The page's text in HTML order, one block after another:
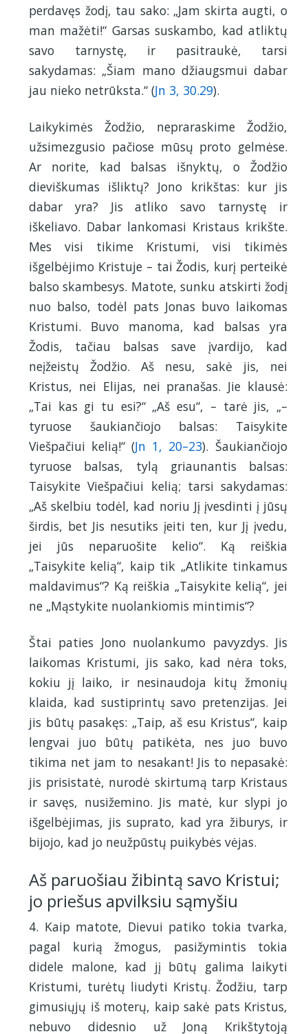
perdavęs žodį, tau sako: „Jam skirta augti, o
man mažėti!“ Garsas suskambo, kad atliktų
savo tarnystę, ir pasitraukė, tarsi
sakydamas: „Šiam mano džiaugsmui dabar
jau nieko netrūksta.“ (Jn 3, 30.29).
Laikykimės Žodžio, nepraraskime Žodžio,
užsimezgusio pačiose mūsų proto gelmėse.
Ar norite, kad balsas išnyktų, o Žodžio
dieviškumas išliktų? Jono krikštas: kur jis
dabar yra? Jis atliko savo tarnystę ir
iškeliavo. Dabar lankomasi Kristaus krikšte.
Mes visi tikime Kristumi, visi tikimės
išgelbėjimo Kristuje – tai Žodis, kurį perteikė
balso skambesys. Matote, sunku atskirti žodį
nuo balso, todėl pats Jonas buvo laikomas
Kristumi. Buvo manoma, kad balsas yra
Žodis, tačiau balsas save įvardijo, kad
neįžeistų Žodžio. Aš nesu, sakė jis, nei
Kristus, nei Elijas, nei pranašas. Jie klausė:
„Tai kas gi tu esi?“ „Aš esu“, – tarė jis, „–
tyruose šaukiančiojo balsas: Taisykite
Viešpačiui kelią!“ (Jn 1, 20–23). Šaukiančiojo
tyruose balsas, tylą griaunantis balsas:
Taisykite Viešpačiui kelią; tarsi sakydamas:
„Aš skelbiu todėl, kad noriu Jį įvesdinti į jūsų
širdis, bet Jis nesutiks įeiti ten, kur Jį įvedu,
jei jūs neparuošite kelio“. Ką reiškia
„Taisykite kelią“, kaip tik „Atlikite tinkamus
maldavimus“? Ką reiškia „Taisykite kelią“, jei
ne „Mąstykite nuolankiomis mintimis“?
Štai paties Jono nuolankumo pavyzdys. Jis
laikomas Kristumi, jis sako, kad nėra toks,
kokiu jį laiko, ir nesinaudoja kitų žmonių
klaida, kad sustiprintų savo pretenzijas. Jei
jis būtų pasakęs: „Taip, aš esu Kristus“, kaip
lengvai juo būtų patikėta, nes juo buvo
tikima net jam to nesakant! Jis to nepasakė:
jis prisistatė, nurodė skirtumą tarp Kristaus
ir savęs, nusižemino. Jis matė, kur slypi jo
išgelbėjimas, jis suprato, kad yra žiburys, ir
bijojo, kad jo neužpūstų puikybės vėjas.
Aš paruošiau žibintą savo Kristui;
jo priešus apvilksiu sąmyšiu
4. Kaip matote, Dievui patiko tokia tvarka,
pagal kurią žmogus, pasižymintis tokia
didele malone, kad jį būtų galima laikyti
Kristumi, turėtų liudyti Kristų. Žodžiu, tarp
gimusiųjų iš moterų, kaip sakė pats Kristus,
nebuvo didesnio už Joną Krikštytoją